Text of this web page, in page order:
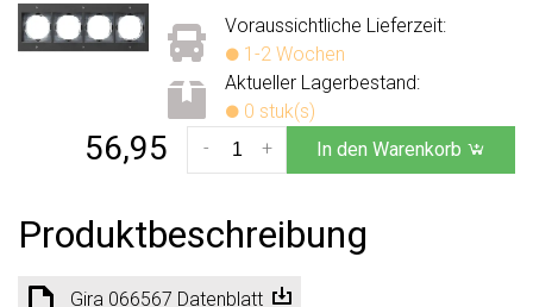
Voraussichtliche Lieferzeit:
1-2 Wochen
Aktueller Lagerbestand:
0 stuk(s)
56,95 +
- In den Warenkorb
Produktbeschreibung
Gira 066567 Datenblatt